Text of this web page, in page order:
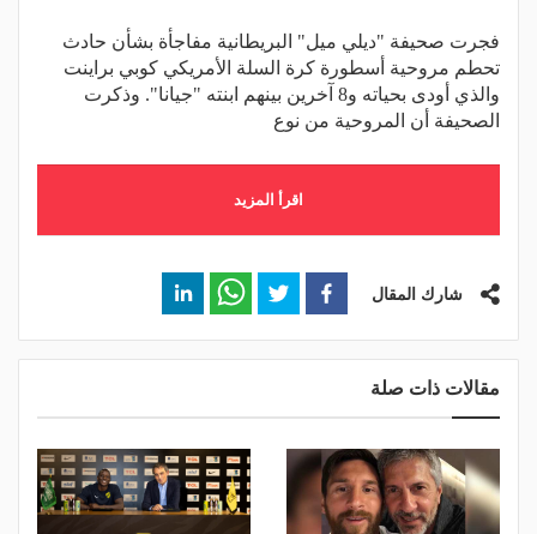
فجرت صحيفة "ديلي ميل" البريطانية مفاجأة بشأن حادث
تحطم مروحية أسطورة كرة السلة الأمريكي كوبي براينت
والذي أودى بحياته و8 آخرين بينهم ابنته "جيانا". وذكرت
الصحيفة أن المروحية من نوع
اقرأ المزيد
شارك المقال
مقالات ذات صلة